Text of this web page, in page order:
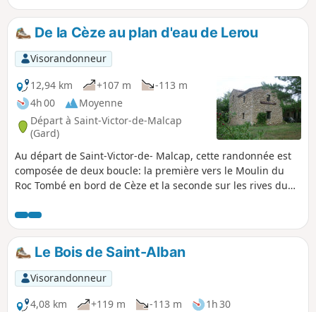
De la Cèze au plan d'eau de Lerou
Visorandonneur
12,94 km
+107 m
-113 m
4h 00
Moyenne
Départ à Saint-Victor-de-Malcap
(Gard)
Au départ de Saint-Victor-de- Malcap, cette randonnée est
composée de deux boucle: la première vers le Moulin du
Roc Tombé en bord de Cèze et la seconde sur les rives du
sapins et de pins.
Le Bois de Saint-Alban
Visorandonneur
4,08 km
+119 m -113 m
1h 30